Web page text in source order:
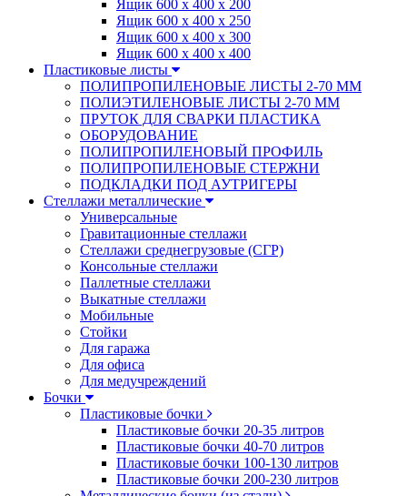
Ящик 600 х 400 х 200
Ящик 600 х 400 х 250
Ящик 600 х 400 х 300
Ящик 600 х 400 х 400
Пластиковые листы
ПОЛИПРОПИЛЕНОВЫЕ ЛИСТЫ 2-70 ММ
ПОЛИЭТИЛЕНОВЫЕ ЛИСТЫ 2-70 ММ
ПРУТОК ДЛЯ СВАРКИ ПЛАСТИКА
ОБОРУДОВАНИЕ
ПОЛИПРОПИЛЕНОВЫЙ ПРОФИЛЬ
ПОЛИПРОПИЛЕНОВЫЕ СТЕРЖНИ
ПОДКЛАДКИ ПОД АУТРИГЕРЫ
Стеллажи металлические
Универсальные
Гравитационные стеллажи
Стеллажи среднегрузовые (СГР)
Консольные стеллажи
Паллетные стеллажи
Выкатные стеллажи
Мобильные
Стойки
Для гаража
Для офиса
Для медучреждений
Бочки
Пластиковые бочки
Пластиковые бочки 20-35 литров
Пластиковые бочки 40-70 литров
Пластиковые бочки 100-130 литров
Пластиковые бочки 200-230 литров